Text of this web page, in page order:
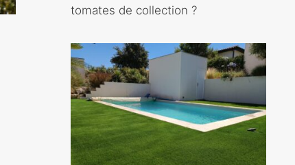
tomates de collection ?